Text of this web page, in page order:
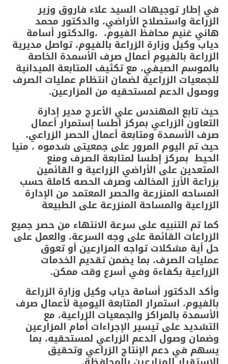
في إطار توجيهات السيد علاء فاروق وزير
الزراعة واستصلاح الأراضي، والدكتور محمد
هاني غنيم محافظ الفيوم، ،والدكتور أسامة
دياب وكيل وزارة الزراعة بالفيوم، تواصل مديرية
الزراعة بالفيوم أعمال صرف الأسمدة الخاصة
بالموسم الصيفي، مع تكثيف المتابعة الميدانية
للجمعيات الزراعية لضمان انتظام عمليات الصرف
ووصول الدعم لمستحقيه من المزارعين.
حيث تابع المهندس علي الأعرج مدير إدارة
التعاون الزراعي بمركز اطسا إستمرار أعمال
صرف الأسمدة ومتابعة أعمال الحصر الزراعي،
حيث تم اليوم المرور على جمعيتى شدموه ، منيا
الحيط بمركز إطسا لمتابعة الصرف ومنع
المتعدين على الأراضي الزراعية و القائمين
بزراعة الأرز المخالف وصرف الحصه كاملة حسب
المساحه المنزرعة والحصر المعتمد من الإدارة
الزراعية والمساحة المنزرعة على الطبيعة
كما تم التنبيه على سرعة الانتهاء من حصر جميع
الزراعات القائمة على وجه السرعة، والعمل على
حل أية مشكلات تواجه المزارعين أو تعوق
عمليات الصرف، بما يضمن تقديم الخدمات
الزراعية بكفاءة وفي أسرع وقت ممكن.
وأكد الدكتور أسامة دياب وكيل وزارة الزراعة
بالفيوم، استمرار المتابعة اليومية لأعمال صرف
الأسمدة بالمراكز والجمعيات الزراعية، مع
التشديد على تيسير الإجراءات أمام المزارعين
وضمان وصول الدعم الزراعي لمستحقيه، بما
يسهم في دعم الإنتاج الزراعي وتحقيق